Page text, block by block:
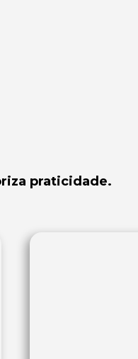
praticidade.